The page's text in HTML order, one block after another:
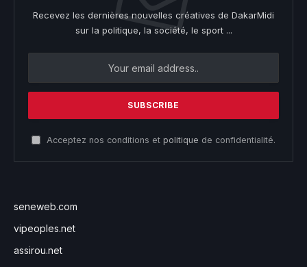
Recevez les dernières nouvelles créatives de DakarMidi
sur la politique, la société, le sport ...
Acceptez nos conditions et politique de confidentialité.
seneweb.com
vipeoples.net
assirou.net